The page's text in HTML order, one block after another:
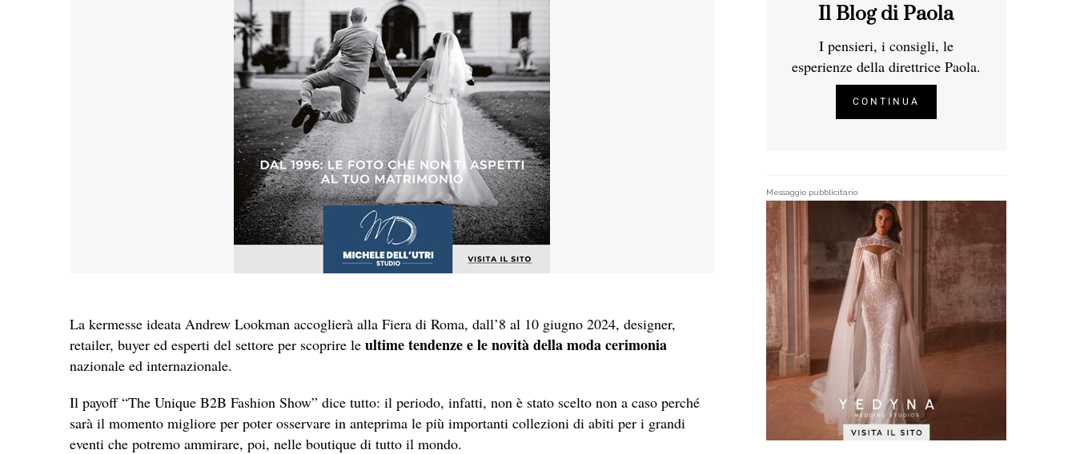
La kermesse ideata Andrew Lookman accoglierà alla Fiera di Roma, dall’8 al 10 giugno 2024, designer,
retailer, buyer ed esperti del settore per scoprire le ultime tendenze e le novità della moda cerimonia
nazionale ed internazionale.
Il payoff “The Unique B2B Fashion Show” dice tutto: il periodo, infatti, non è stato scelto non a caso perché
sarà il momento migliore per poter osservare in anteprima le più importanti collezioni di abiti per i grandi
eventi che potremo ammirare, poi, nelle boutique di tutto il mondo.
Il Blog di Paola
I pensieri, i consigli, le
esperienze della direttrice Paola.
CONTINUA
Messaggio pubblicitario